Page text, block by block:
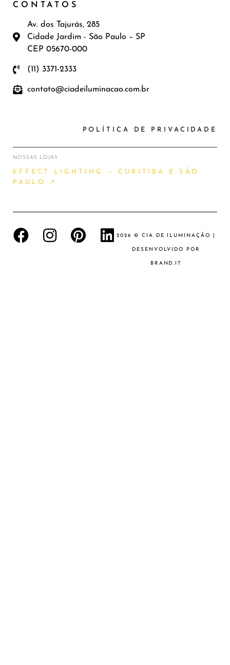
CONTATOS
Av. dos Tajurás, 285
Cidade Jardim - São Paulo – SP
CEP 05670-000
(11) 3371-2333
contato@ciadeiluminacao.com.br
POLÍTICA DE PRIVACIDADE
NOSSAS LOJAS
EFFECT LIGHTING — CURITIBA E SÃO
PAULO ↗
2026 © CIA DE ILUMINAÇÃO |
DESENVOLVIDO POR
BRAND.IT